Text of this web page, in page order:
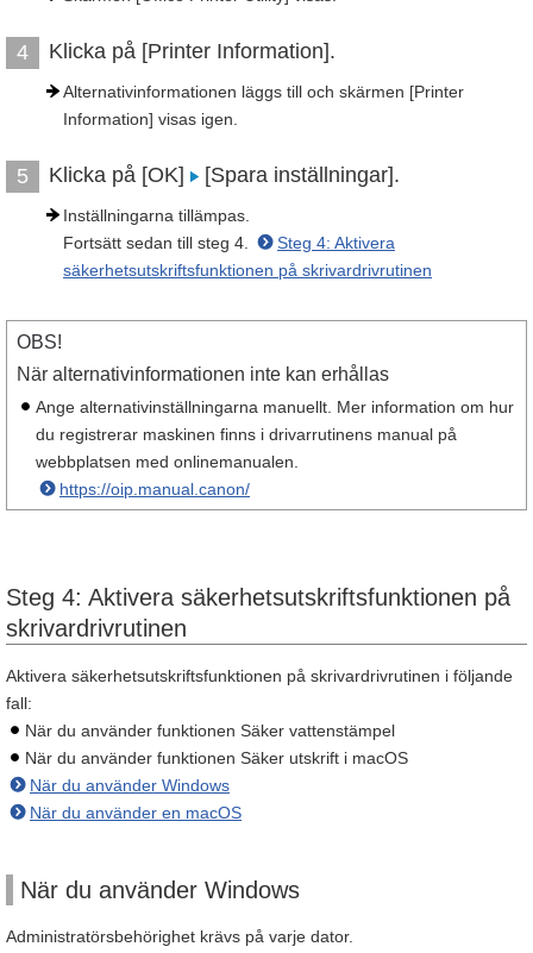
4 Klicka på [Printer Information].
Alternativinformationen läggs till och skärmen [Printer
Information] visas igen.
5 Klicka på [OK] [Spara inställningar].
Inställningarna tillämpas.
Fortsätt sedan till steg 4.
Steg 4: Aktivera
säkerhetsutskriftsfunktionen på skrivardrivrutinen
OBS!
När alternativinformationen inte kan erhållas
Ange alternativinställningarna manuellt. Mer information om hur
du registrerar maskinen finns i drivarrutinens manual på
webbplatsen med onlinemanualen.
https://oip.manual.canon/
Steg 4: Aktivera säkerhetsutskriftsfunktionen på
skrivardrivrutinen
Aktivera säkerhetsutskriftsfunktionen på skrivardrivrutinen i följande
fall:
När du använder funktionen Säker vattenstämpel
När du använder funktionen Säker utskrift i macOS
När du använder Windows
När du använder en macOS
När du använder Windows
Administratörsbehörighet krävs på varje dator.